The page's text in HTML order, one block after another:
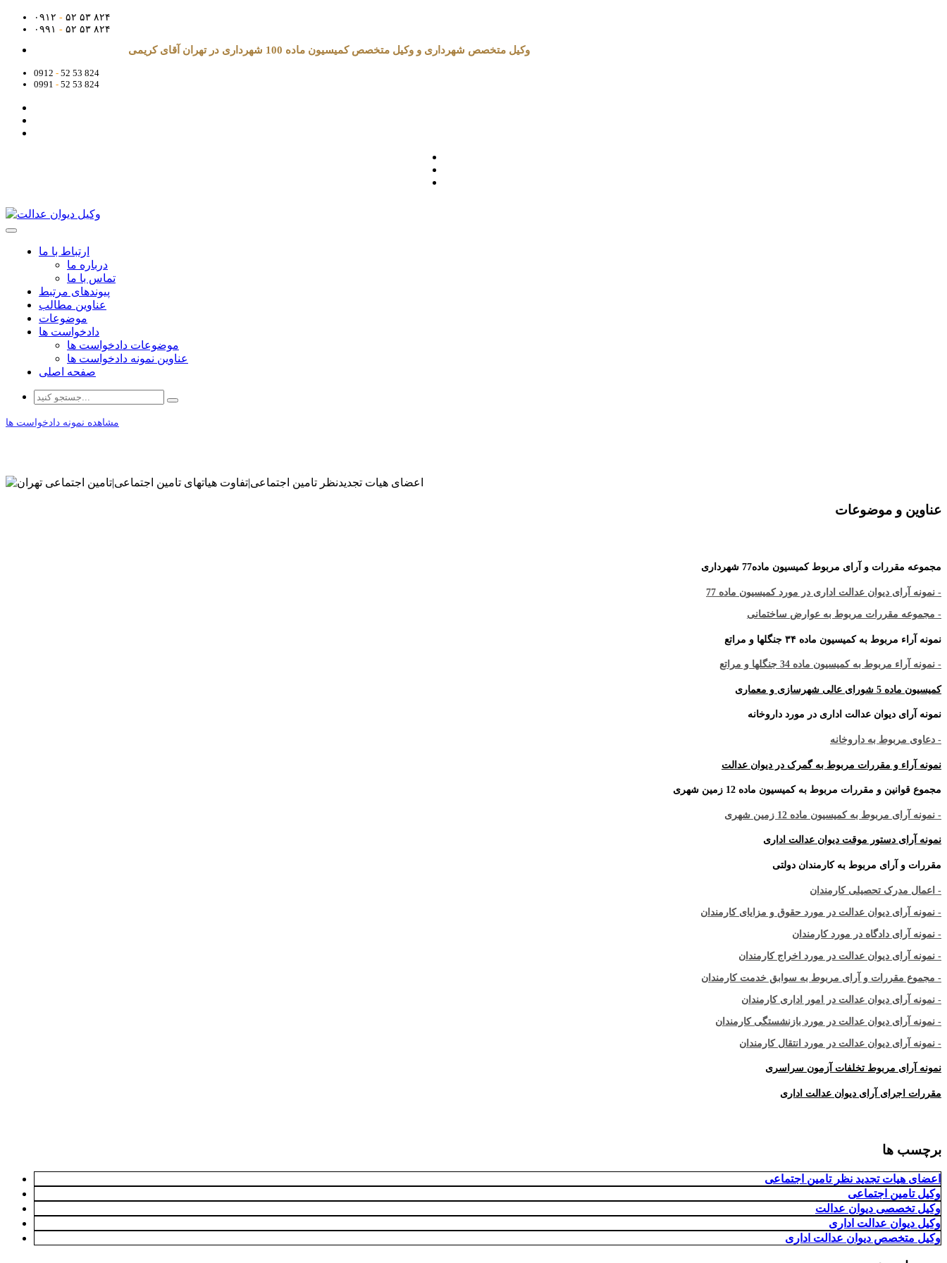
۰۹۱۲ - ۵۲ ۵۳ ۸۲۴
۰۹۹۱ - ۵۲ ۵۳ ۸۲۴
وکیل متخصص شهرداری و وکیل متخصص کمیسیون ماده 100 شهرداری در تهران آقای کریمی
0912 - 52 53 824
0991 - 52 53 824
ارتباط با ما
درباره ما
تماس با ما
پیوندهای مرتبط
عناوین مطالب
موضوعات
دادخواست ها
موضوعات دادخواست ها
عناوین نمونه دادخواست ها
صفحه اصلی
مشاهده نمونه دادخواست ها
عناوین و موضوعات
مجموعه مقررات و آرای مربوط کمیسیون ماده77 شهرداری
- نمونه آرای دیوان عدالت اداری در مورد کمیسیون ماده 77
- مجموعه مقررات مربوط به عوارض ساختمانی
نمونه آراء مربوط به کمیسیون ماده ۳۴ جنگلها و مراتع
- نمونه آراء مربوط به کمیسیون ماده 34 جنگلها و مراتع
کمیسیون ماده 5 شورای عالی شهرسازی و معماری
نمونه آرای دیوان عدالت اداری در مورد داروخانه
- دعاوی مربوط به داروخانه
نمونه آراء و مقررات مربوط به گمرک در دیوان عدالت
مجموع قوانین و مقررات مربوط به کمیسیون ماده 12 زمین شهری
- نمونه آرای مربوط به کمیسیون ماده 12 زمین شهری
نمونه آرای دستور موقت دیوان عدالت اداری
مقررات و آرای مربوط به کارمندان دولتی
- اعمال مدرک تحصیلی کارمندان
- نمونه آرای دیوان عدالت در مورد حقوق و مزایای کارمندان
- نمونه آرای دادگاه در مورد کارمندان
- نمونه آرای دیوان عدالت در مورد اخراج کارمندان
- مجموع مقررات و آرای مربوط به سوابق خدمت کارمندان
- نمونه آرای دیوان عدالت در امور اداری کارمندان
- نمونه آرای دیوان عدالت در مورد بازنشستگی کارمندان
- نمونه آرای دیوان عدالت در مورد انتقال کارمندان
نمونه آرای مربوط تخلفات آزمون سراسری
مقررات اجرای آرای دیوان عدالت اداری
برچسب ها
اعضای هیات تجدید نظر تامین اجتماعی
وکیل تامین اجتماعی
وکیل تخصصی دیوان عدالت
وکیل دیوان عدالت اداری
وکیل متخصص دیوان عدالت اداری